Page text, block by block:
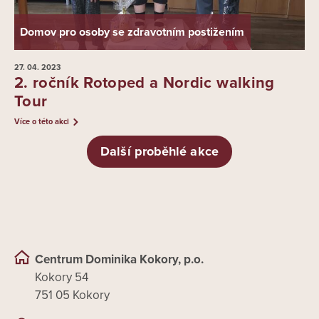
Domov pro osoby se zdravotním postižením
27. 04. 2023
2. ročník Rotoped a Nordic walking
Tour
Více o této akci
Další proběhlé akce
Centrum Dominika Kokory, p.o.
Kokory 54
751 05 Kokory